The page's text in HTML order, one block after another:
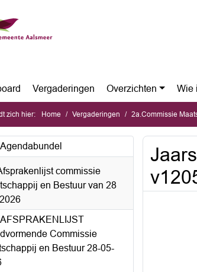
Vergaderingen Overzichten Wie
zich hier: Home Vergaderingen 2a.Commissie
Agendabundel
commissie
en Bestuur van 28
AFSPRAKENLIJST
Commissie
en Bestuur 28-05-